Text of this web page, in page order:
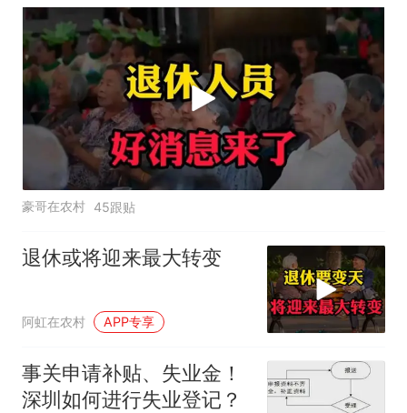
豪哥在农村 45跟贴
退休或将迎来最大转变
阿虹在农村 APP专享
事关申请补贴、失业金！
深圳如何进行失业登记？